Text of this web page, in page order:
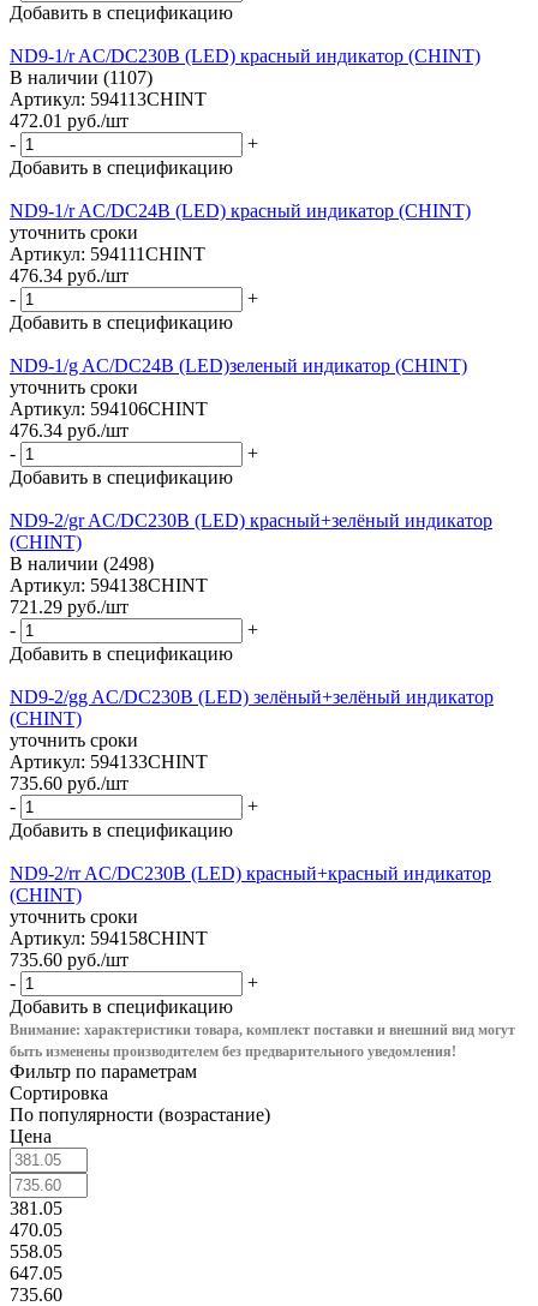
Добавить в спецификацию
ND9-1/r AC/DC230В (LED) красный индикатор (CHINT)
В наличии (1107)
Артикул: 594113CHINT
472.01 руб./шт
-
+
Добавить в спецификацию
ND9-1/r AC/DC24В (LED) красный индикатор (CHINT)
уточнить сроки
Артикул: 594111CHINT
476.34 руб./шт
-
+
Добавить в спецификацию
ND9-1/g AC/DC24В (LED)зеленый индикатор (CHINT)
уточнить сроки
Артикул: 594106CHINT
476.34 руб./шт
-
+
Добавить в спецификацию
ND9-2/gr AC/DC230В (LED) красный+зелёный индикатор
(CHINT)
В наличии (2498)
Артикул: 594138CHINT
721.29 руб./шт
-
+
Добавить в спецификацию
ND9-2/gg AC/DC230В (LED) зелёный+зелёный индикатор
(CHINT)
уточнить сроки
Артикул: 594133CHINT
735.60 руб./шт
-
+
Добавить в спецификацию
ND9-2/rr AC/DC230В (LED) красный+красный индикатор
(CHINT)
уточнить сроки
Артикул: 594158CHINT
735.60 руб./шт
-
+
Добавить в спецификацию
Внимание: характеристики товара, комплект поставки и внешний вид могут
быть изменены производителем без предварительного уведомления!
Фильтр по параметрам
Сортировка
По популярности (возрастание)
Цена
381.05
470.05
558.05
647.05
735.60